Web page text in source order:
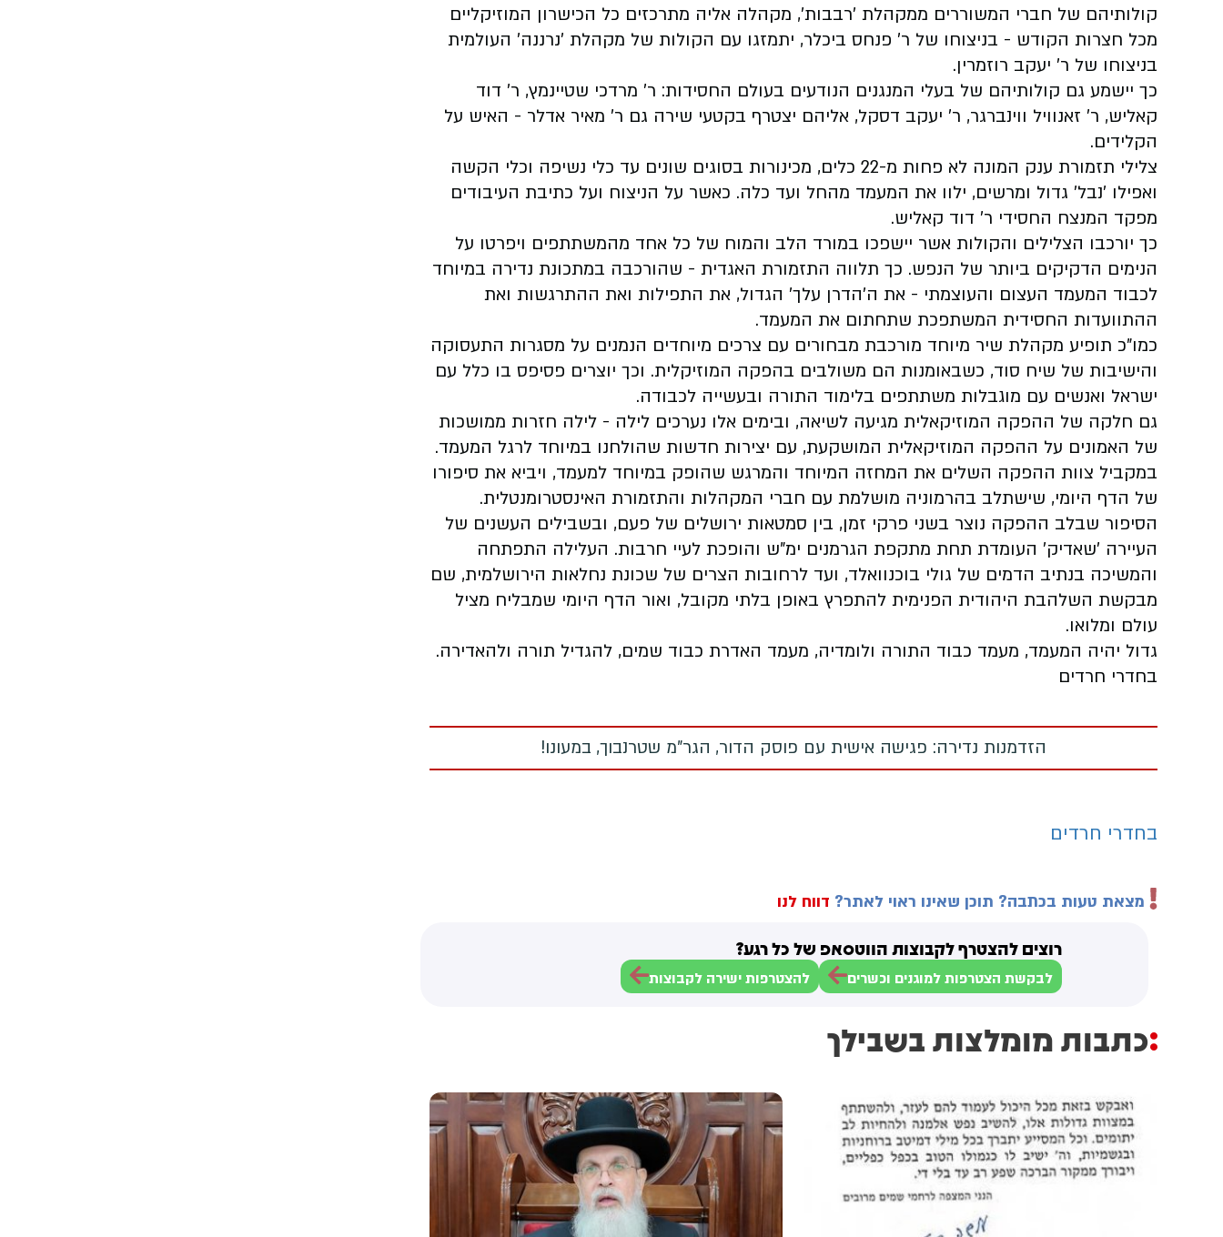
קולותיהם של חברי המשוררים ממקהלת 'רבבות', מקהלה אליה מתרכזים כל הכישרון המוזיקליים
מכל חצרות הקודש - בניצוחו של ר' פנחס ביכלר, יתמזגו עם הקולות של מקהלת 'נרננה' העולמית
בניצוחו של ר' יעקב רוזמרין.
כך יישמע גם קולותיהם של בעלי המנגנים הנודעים בעולם החסידות: ר' מרדכי שטיינמץ, ר' דוד
קאליש, ר' זאנוויל ווינברגר, ר' יעקב דסקל, אליהם יצטרף בקטעי שירה גם ר' מאיר אדלר - האיש על
הקלידים.
צלילי תזמורת ענק המונה לא פחות מ-22 כלים, מכינורות בסוגים שונים עד כלי נשיפה וכלי הקשה
ואפילו 'נבל' גדול ומרשים, ילוו את המעמד מהחל ועד כלה. כאשר על הניצוח ועל כתיבת העיבודים
מפקד המנצח החסידי ר' דוד קאליש.
כך יורכבו הצלילים והקולות אשר יישפכו במורד הלב והמוח של כל אחד מהמשתתפים ויפרטו על
הנימים הדקיקים ביותר של הנפש. כך תלווה התזמורת האגדית - שהורכבה במתכונת נדירה במיוחד
לכבוד המעמד העצום והעוצמתי - את ה'הדרן עלך' הגדול, את התפילות ואת ההתרגשות ואת
ההתוועדות החסידית המשתפכת שתחתום את המעמד.
כמו"כ תופיע מקהלת שיר מיוחד מורכבת מבחורים עם צרכים מיוחדים הנמנים על מסגרות התעסוקה
והישיבות של שיח סוד, כשבאומנות הם משולבים בהפקה המוזיקלית. וכך יוצרים פסיפס בו כלל עם
ישראל ואנשים עם מוגבלות משתתפים בלימוד התורה ובעשייה לכבודה.
גם חלקה של ההפקה המוזיקאלית מגיעה לשיאה, ובימים אלו נערכים לילה - לילה חזרות ממושכות
של האמונים על ההפקה המוזיקאלית המושקעת, עם יצירות חדשות שהולחנו במיוחד לרגל המעמד.
במקביל צוות ההפקה השלים את המחזה המיוחד והמרגש שהופק במיוחד למעמד, ויביא את סיפורו
של הדף היומי, שישתלב בהרמוניה מושלמת עם חברי המקהלות והתזמורת האינסטרומנטלית.
הסיפור שבלב ההפקה נוצר בשני פרקי זמן, בין סמטאות ירושלים של פעם, ובשבילים העשנים של
העיירה 'שאדיק' העומדת תחת מתקפת הגרמנים ימ"ש והופכת לעיי חרבות. העלילה התפתחה
והמשיכה בנתיב הדמים של גולי בוכנוואלד, ועד לרחובות הצרים של שכונת נחלאות הירושלמית, שם
מבקשת השלהבת היהודית הפנימית להתפרץ באופן בלתי מקובל, ואור הדף היומי שמבליח מציל
עולם ומלואו.
גדול יהיה המעמד, מעמד כבוד התורה ולומדיה, מעמד האדרת כבוד שמים, להגדיל תורה ולהאדירה.
בחדרי חרדים
הזדמנות נדירה: פגישה אישית עם פוסק הדור, הגר"מ שטרנבוך, במעונו!
בחדרי חרדים
מצאת טעות בכתבה? תוכן שאינו ראוי לאתר? דווח לנו
רוצים להצטרף לקבוצות הווטסאפ של כל רגע?
לבקשת הצטרפות למוגנים וכשרים להצטרפות ישירה לקבוצות
כתבות מומלצות בשבילך